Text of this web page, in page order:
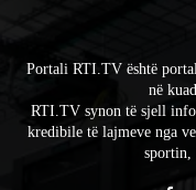
Portali RTI.TV është
në
RTI.TV synon të sjell
kredibile të lajmeve nga
sportin,